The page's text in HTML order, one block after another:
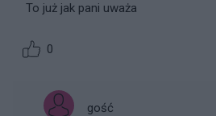
To już jak pani uważa
0
gość